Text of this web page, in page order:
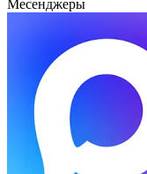
Месенджеры